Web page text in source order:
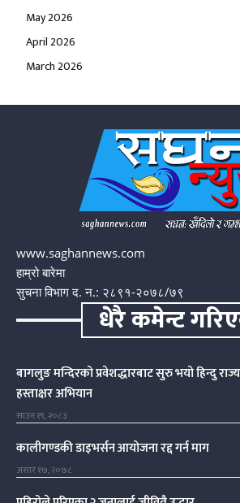
May 2026
April 2026
March 2026
www.saghannews.com
हाम्रो बारेमा
सुचना विभाग द. न.: २८९१-२०७८/७९
धेरै कमेन्ट
बागलुङ मन्दिरको प्रवेशद्धारबाट सुरु भयो हिन्दु
हस्ताक्षर अभियान
साउन १९, २०८३
कालीगण्डकी डाइभर्सन आयोजना रद्द गर्न माग
असार १७, २०७८